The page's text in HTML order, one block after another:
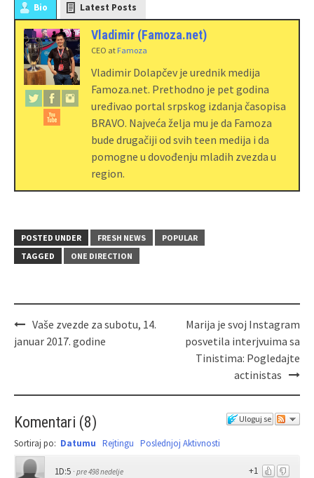
Bio Latest Posts
Vladimir (Famoza.net)
CEO at Famoza
Vladimir Dolapčev je urednik medija
Famoza.net. Prethodno je pet godina
uređivao portal srpskog izdanja časopisa
BRAVO. Najveća želja mu je da Famoza
bude drugačiji od svih teen medija i da
pomogne u dovođenju mladih zvezda u
region.
POSTED UNDER FRESH NEWS
POPULAR
TAGGED
ONE DIRECTION
Vaše zvezde za subotu, 14.
januar 2017. godine
Marija je svoj Instagram
posvetila interjvuima sa
Tinistima: Pogledajte
actinistas
Uloguj se
Komentari (8)
Sortiraj po: Datumu Rejtingu Poslednjoj Aktivnosti
+1
1D:5 · pre 498 nedelje